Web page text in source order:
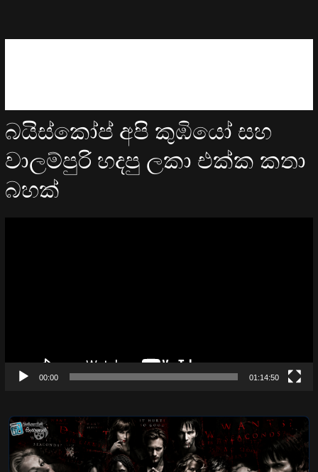
බයිස්කෝප් අපි කුඹියෝ සහ
වාලම්පුරි හදපු ලකා එක්ක කතා
බහක්
00:00 01:14:50